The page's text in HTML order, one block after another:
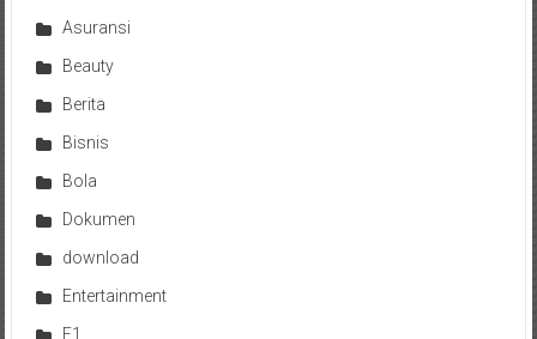
Asuransi
Beauty
Berita
Bisnis
Bola
Dokumen
download
Entertainment
F1